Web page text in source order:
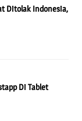
Ditolak Indonesia,
Di Tablet